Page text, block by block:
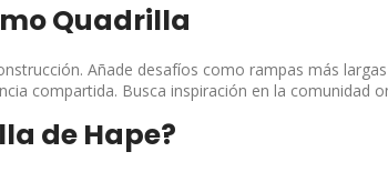
Quadrilla
Añade desafíos como rampas más
compartida. Busca inspiración en la comunidad
de Hape?